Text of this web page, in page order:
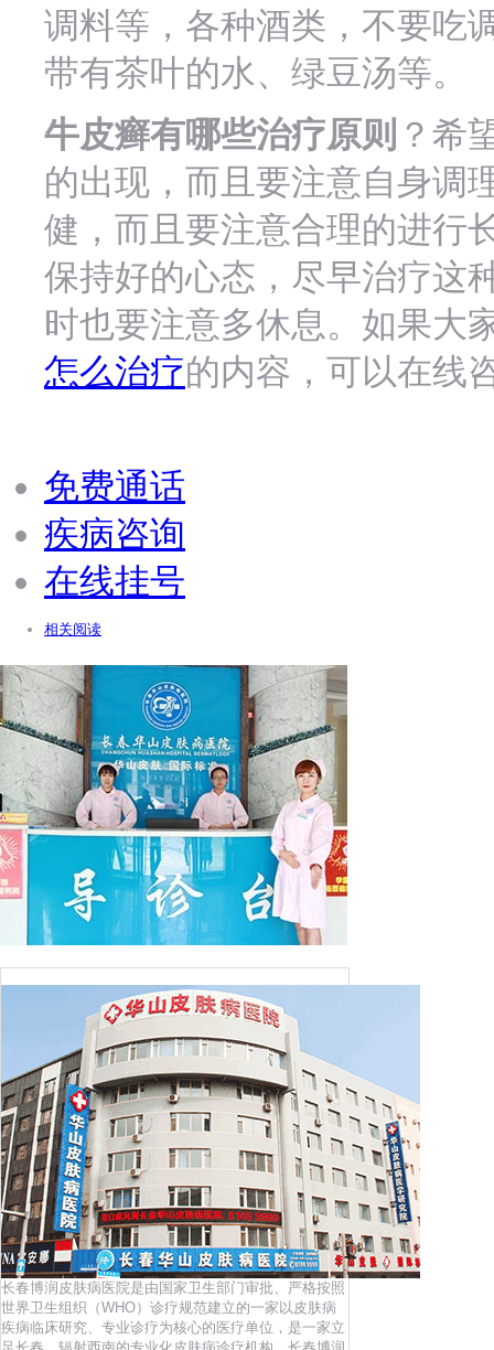
调料等，各种酒类，不要吃
带有茶叶的水、绿豆汤等。
牛皮癣有哪些治疗原则 ？希
的出现，而且要注意自身调
健，而且要注意合理的进行
保持好的心态，尽早治疗这
时也要注意多休息。如果大
怎么治疗的内容，可以在线
免费通话
疾病咨询
在线挂号
相关阅读
长春博润皮肤病医院是由国家卫生部门审批、严格按照
世界卫生组织（WHO）诊疗规范建立的一家以皮肤病
疾病临床研究、专业诊疗为核心的医疗单位，是一家立